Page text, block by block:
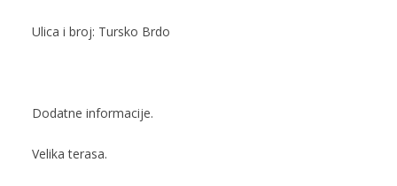
Ulica i broj: Tursko Brdo
Dodatne informacije.
Velika terasa.